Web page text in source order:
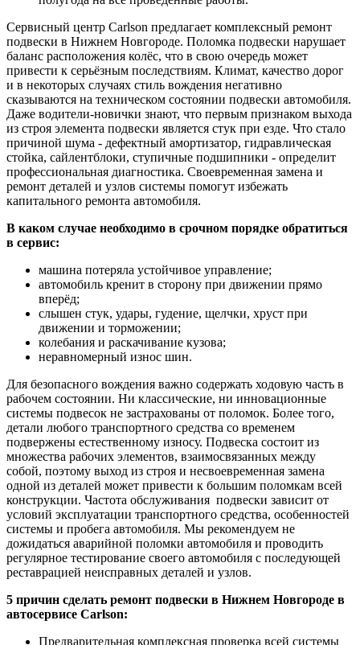
Сервисный центр Carlson предлагает комплексный ремонт
подвески в Нижнем Новгороде. Поломка подвески нарушает
баланс расположения колёс, что в свою очередь может
привести к серьёзным последствиям. Климат, качество дорог
и в некоторых случаях стиль вождения негативно
сказываются на техническом состоянии подвески автомобиля.
Даже водители-новички знают, что первым признаком выхода
из строя элемента подвески является стук при езде. Что стало
причиной шума - дефектный амортизатор, гидравлическая
стойка, сайлентблоки, ступичные подшипники - определит
профессиональная диагностика. Своевременная замена и
ремонт деталей и узлов системы помогут избежать
капитального ремонта автомобиля.
В каком случае необходимо в срочном порядке обратиться
в сервис:
машина потеряла устойчивое управление;
автомобиль кренит в сторону при движении прямо
вперёд;
слышен стук, удары, гудение, щелчки, хруст при
движении и торможении;
колебания и раскачивание кузова;
неравномерный износ шин.
Для безопасного вождения важно содержать ходовую часть в
рабочем состоянии. Ни классические, ни инновационные
системы подвесок не застрахованы от поломок. Более того,
детали любого транспортного средства со временем
подвержены естественному износу. Подвеска состоит из
множества рабочих элементов, взаимосвязанных между
собой, поэтому выход из строя и несвоевременная замена
одной из деталей может привести к большим поломкам всей
конструкции. Частота обслуживания подвески зависит от
условий эксплуатации транспортного средства, особенностей
системы и пробега автомобиля. Мы рекомендуем не
дожидаться аварийной поломки автомобиля и проводить
регулярное тестирование своего автомобиля с последующей
реставрацией неисправных деталей и узлов.
5 причин сделать ремонт подвески в Нижнем Новгороде в
автосервисе Carlson:
Предварительная комплексная проверка всей системы